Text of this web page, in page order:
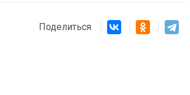
Поделиться